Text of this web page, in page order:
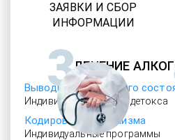
ЛЕЧЕНИЕ
Выводим из запойного
Индивидуальный курс детокса
Кодировка алкоголизма
Индивидуальные программы
ЗАЯВКИ И СБОР
ИНФОРМАЦИИ
3